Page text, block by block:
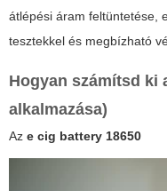
átlépési áram feltüntetése,
tesztekkel és megbízható
Hogyan számítsd ki
alkalmazása)
Az e cig battery 18650